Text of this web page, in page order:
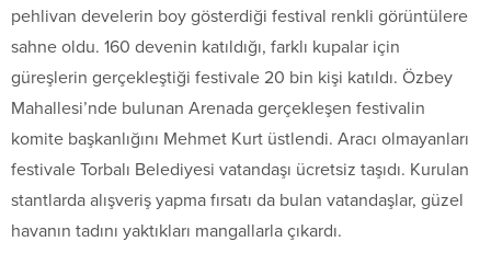
pehlivan develerin boy gösterdiği festival renkli görüntülere
sahne oldu. 160 devenin katıldığı, farklı kupalar için
güreşlerin gerçekleştiği festivale 20 bin kişi katıldı. Özbey
Mahallesi’nde bulunan Arenada gerçekleşen festivalin
komite başkanlığını Mehmet Kurt üstlendi. Aracı olmayanları
festivale Torbalı Belediyesi vatandaşı ücretsiz taşıdı. Kurulan
stantlarda alışveriş yapma fırsatı da bulan vatandaşlar, güzel
havanın tadını yaktıkları mangallarla çıkardı.